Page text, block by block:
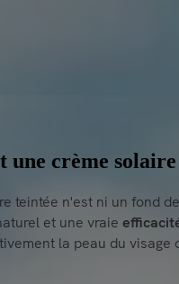
une crème
teintée n'est ni un fond
et une vraie
la peau du